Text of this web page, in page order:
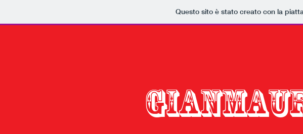
Questo sito è stato creato con la